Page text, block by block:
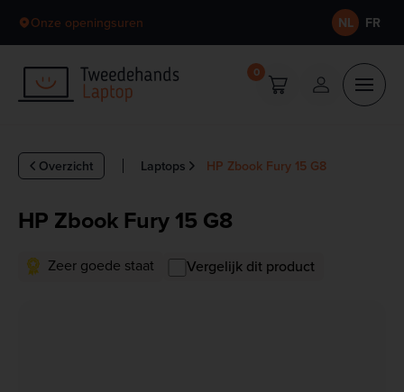
Onze openingsuren NL FR
0
Laptops HP Zbook Fury 15 G8
Overzicht
HP Zbook Fury 15 G8
Zeer goede staat Vergelijk dit product